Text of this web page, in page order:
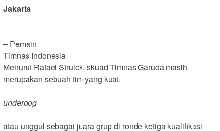
Jakarta
– Pemain
Timnas Indonesia
Menurut Rafael Struick, skuad Timnas Garuda masih
merupakan sebuah tim yang kuat.
underdog
atau unggul sebagai juara grup di ronde ketiga kualifikasi